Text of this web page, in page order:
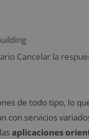
Cancelar la
de todo tipo, lo
con servicios
aplicaciones